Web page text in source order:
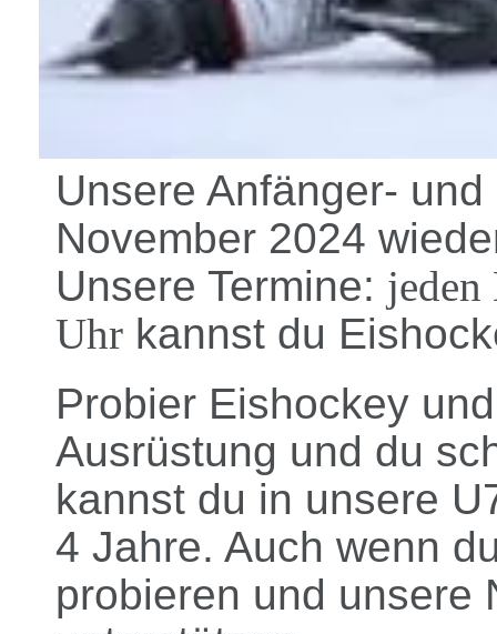
Unsere Anfänger-
November 2024
Unsere Termine:
Uhr kannst du
Probier Eishockey
Ausrüstung und du
kannst du in unsere
4 Jahre. Auch wenn
probieren und unsere